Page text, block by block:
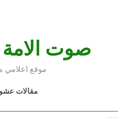
صوت الامة
موقع اعلامي
مقالات